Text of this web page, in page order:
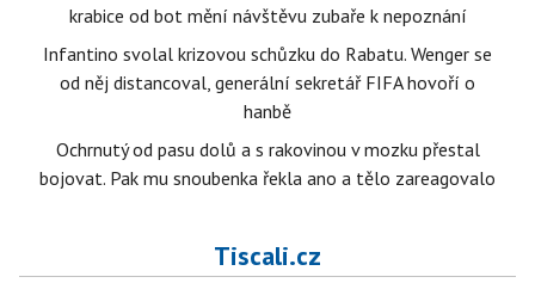
krabice od bot mění návštěvu zubaře k nepoznání
Infantino svolal krizovou schůzku do Rabatu. Wenger se
od něj distancoval, generální sekretář FIFA hovoří o
hanbě
Ochrnutý od pasu dolů a s rakovinou v mozku přestal
bojovat. Pak mu snoubenka řekla ano a tělo zareagovalo
Tiscali.cz